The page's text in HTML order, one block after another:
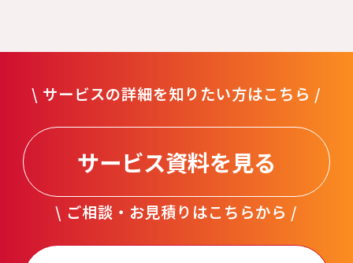
\ サービスの詳細を知りたい方はこちら /
サービス資料を見る
\ ご相談・お見積りはこちらから /